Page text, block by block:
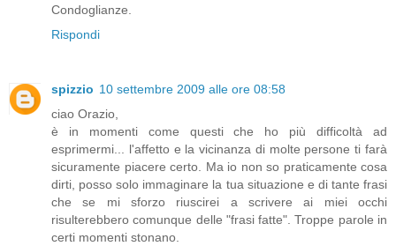
Condoglianze.
Rispondi
spizzio 10 settembre 2009 alle ore 08:58
ciao Orazio,
è in momenti come questi che ho più difficoltà ad
esprimermi... l'affetto e la vicinanza di molte persone ti farà
sicuramente piacere certo. Ma io non so praticamente cosa
dirti, posso solo immaginare la tua situazione e di tante frasi
che se mi sforzo riuscirei a scrivere ai miei occhi
risulterebbero comunque delle "frasi fatte". Troppe parole in
certi momenti stonano.